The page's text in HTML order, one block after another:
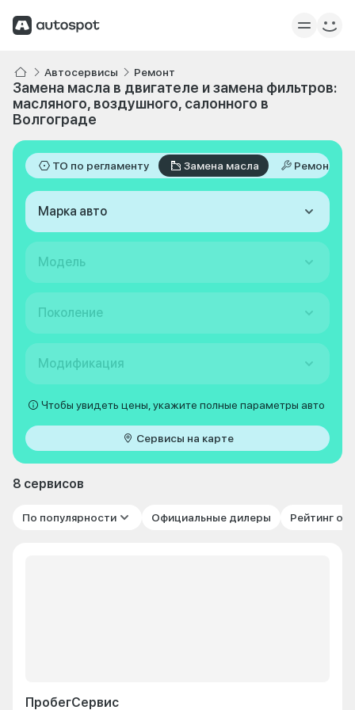
Автосервисы Ремонт
Замена масла в двигателе и замена фильтров:
масляного, воздушного, салонного в
Волгограде
ТО по регламенту Замена масла Ремонт
Марка авто
Модель
Поколение
Модификация
Чтобы увидеть цены, укажите полные параметры авто
Сервисы на карте
8 сервисов
По популярности Официальные дилеры Рейтинг
ПробегСервис